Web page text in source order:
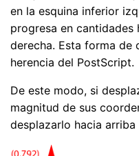
en la esquina inferior
progresa en cantidades
derecha. Esta forma de
herencia del PostScript.
De este modo, si
magnitud de sus
desplazarlo hacia arriba